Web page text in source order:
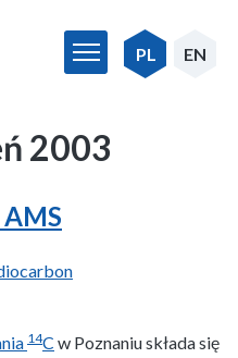
PL EN
2003
14C w Poznaniu składa się